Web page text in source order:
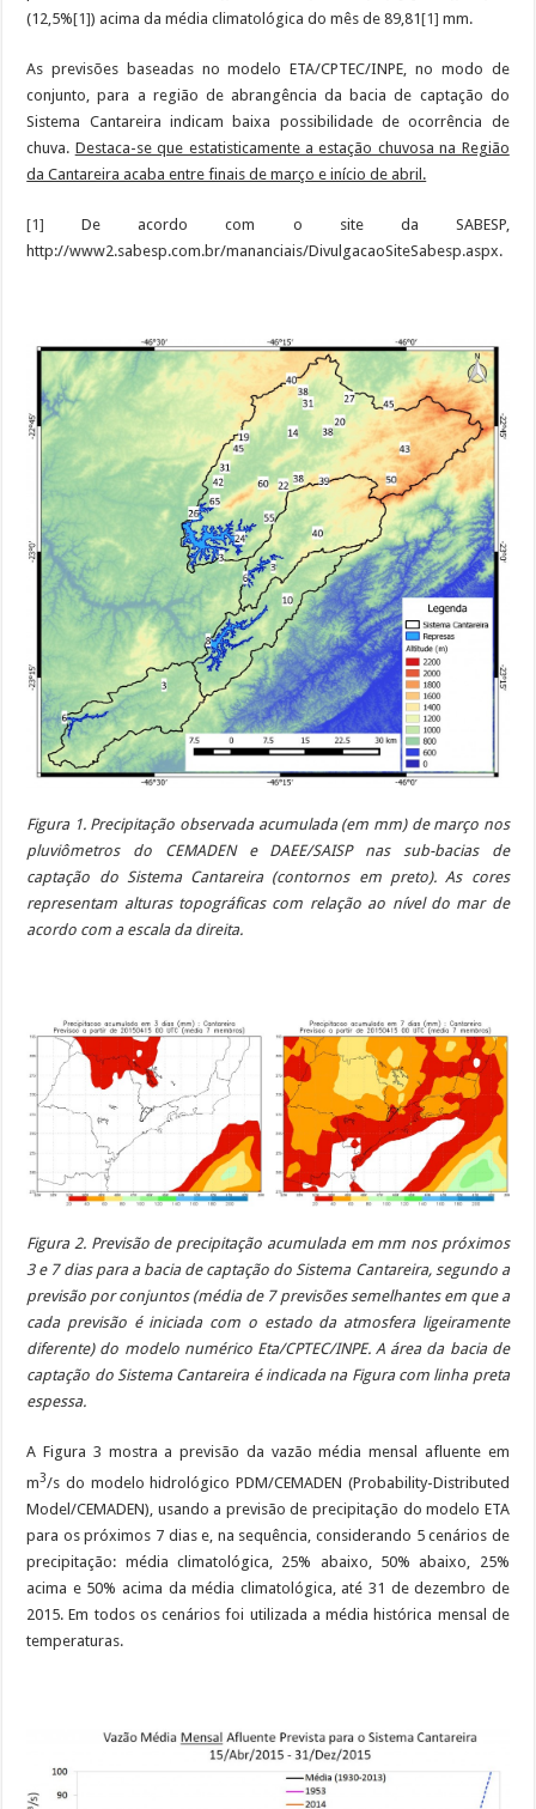
(12,5%[1]) acima da média climatológica do mês de 89,81[1] mm.
As previsões baseadas no modelo ETA/CPTEC/INPE, no modo de
conjunto, para a região de abrangência da bacia de captação do
Sistema Cantareira indicam baixa possibilidade de ocorrência de
chuva. Destaca-se que estatisticamente a estação chuvosa na Região
da Cantareira acaba entre finais de março e início de abril.
[1] De acordo com o site da SABESP,
http://www2.sabesp.com.br/mananciais/DivulgacaoSiteSabesp.aspx.
Figura 1. Precipitação observada acumulada (em mm) de março nos
pluviômetros do CEMADEN e DAEE/SAISP nas sub-bacias de
captação do Sistema Cantareira (contornos em preto). As cores
representam alturas topográficas com relação ao nível do mar de
acordo com a escala da direita.
Figura 2. Previsão de precipitação acumulada em mm nos próximos
3 e 7 dias para a bacia de captação do Sistema Cantareira, segundo a
previsão por conjuntos (média de 7 previsões semelhantes em que a
cada previsão é iniciada com o estado da atmosfera ligeiramente
diferente) do modelo numérico Eta/CPTEC/INPE. A área da bacia de
captação do Sistema Cantareira é indicada na Figura com linha preta
espessa.
A Figura 3 mostra a previsão da vazão média mensal afluente em
m3/s do modelo hidrológico PDM/CEMADEN (Probability-Distributed
Model/CEMADEN), usando a previsão de precipitação do modelo ETA
para os próximos 7 dias e, na sequência, considerando 5 cenários de
precipitação: média climatológica, 25% abaixo, 50% abaixo, 25%
acima e 50% acima da média climatológica, até 31 de dezembro de
2015. Em todos os cenários foi utilizada a média histórica mensal de
temperaturas.